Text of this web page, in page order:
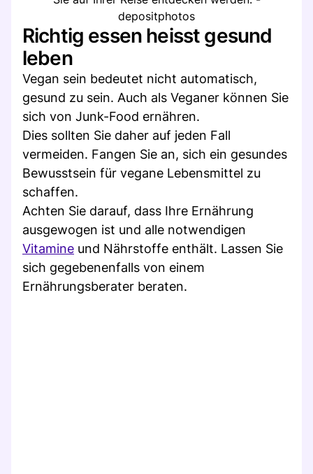
depositphotos
Richtig essen heisst gesund
leben
Vegan sein bedeutet nicht automatisch,
gesund zu sein. Auch als Veganer können Sie
sich von Junk-Food ernähren.
Dies sollten Sie daher auf jeden Fall
vermeiden. Fangen Sie an, sich ein gesundes
Bewusstsein für vegane Lebensmittel zu
schaffen.
Achten Sie darauf, dass Ihre Ernährung
ausgewogen ist und alle notwendigen
Vitamine und Nährstoffe enthält. Lassen Sie
sich gegebenenfalls von einem
Ernährungsberater beraten.